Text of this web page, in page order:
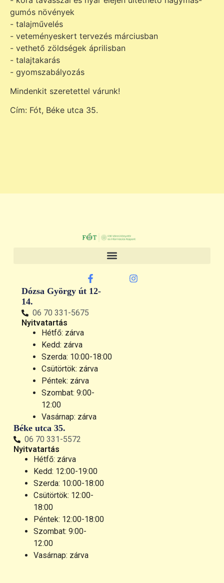
gumós növények
- talajművelés
- veteményeskert tervezés márciusban
- vethető zöldségek áprilisban
- talajtakarás
- gyomszabályozás
Mindenkit szeretettel várunk!
Cím: Fót, Béke utca 35.
Béke utca 35.
06 70 331-5572
Nyitvatartás
Hétfő: zárva
Kedd: 12:00-19:00
Szerda: 10:00-18:00
Csütörtök: 12:00-
18:00
Péntek: 12:00-18:00
Szombat: 9:00-
12:00
Vasárnap: zárva
Dózsa György út 12-
14.
06 70 331-5675
Nyitvatartás
Hétfő: zárva
Kedd: zárva
Szerda: 10:00-18:00
Csütörtök: zárva
Péntek: zárva
Szombat: 9:00-
12:00
Vasárnap: zárva